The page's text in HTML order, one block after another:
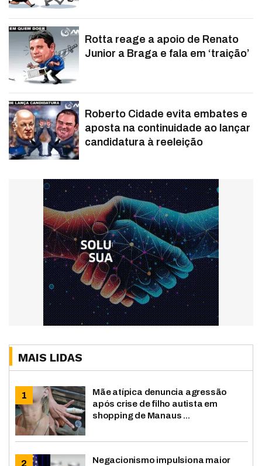
Rotta reage a apoio de Renato
Junior a Braga e fala em ‘traição’
Roberto Cidade evita embates e
aposta na continuidade ao lançar
candidatura à reeleição
MAIS LIDAS
Mãe atípica denuncia agressão
após crise de filho autista em
shopping de Manaus ...
Negacionismo impulsiona maior